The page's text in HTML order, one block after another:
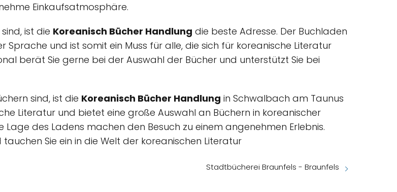
Einkaufsatmosphäre.
ist die Koreanisch Bücher Handlung die beste Adresse. Der Buchladen
und ist somit ein Muss für alle, die sich für koreanische Literatur
berät Sie gerne bei der Auswahl der Bücher und unterstützt Sie bei
sind, ist die Koreanisch Bücher Handlung in Schwalbach am Taunus
Literatur und bietet eine große Auswahl an Büchern in koreanischer
des Ladens machen den Besuch zu einem angenehmen Erlebnis.
tauchen Sie ein in die Welt der koreanischen Literatur
Stadtbücherei Braunfels - Braunfels